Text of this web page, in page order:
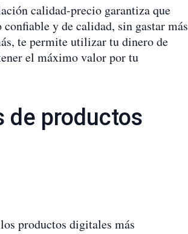
calidad-precio garantiza que
y de calidad, sin gastar más
te permite utilizar tu dinero de
el máximo valor por tu
de productos
productos digitales más